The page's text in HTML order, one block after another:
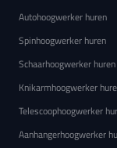
Autohoogwerker huren
Spinhoogwerker huren
Schaarhoogwerker huren
Knikarmhoogwerker
Telescoophoogwerker
Aanhangerhoogwerker